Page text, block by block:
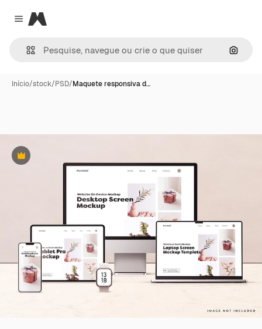
Close menu
Magnific
Início/stock/PSD/Maquete responsiva d…
Premium